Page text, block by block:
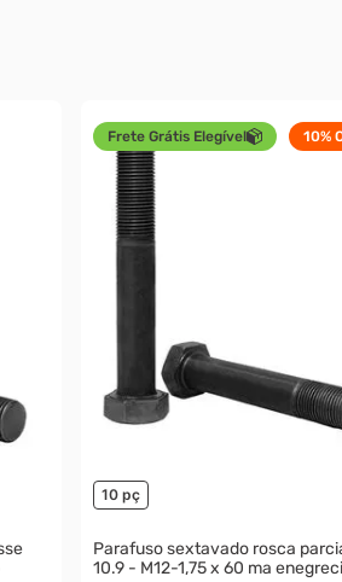
Frete Grátis Elegível 10%
10 pç
Parafuso sextavado rosca
10.9 - M12-1,75 x 60 ma